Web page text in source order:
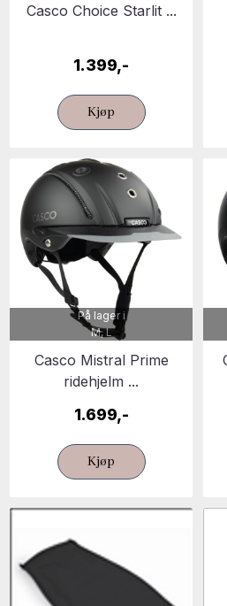
Casco Choice Starlit ...
1.399,-
Kjøp
På lager i
M, L
Casco Mistral Prime
ridehjelm ...
1.699,-
Kjøp